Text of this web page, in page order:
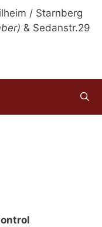
/ Starnberg
& Sedanstr.29